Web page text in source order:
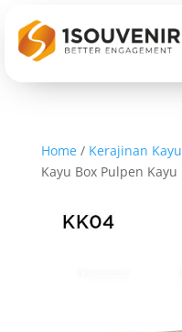
Home/ Kerajinan Kayu
Kayu Box Pulpen Kayu